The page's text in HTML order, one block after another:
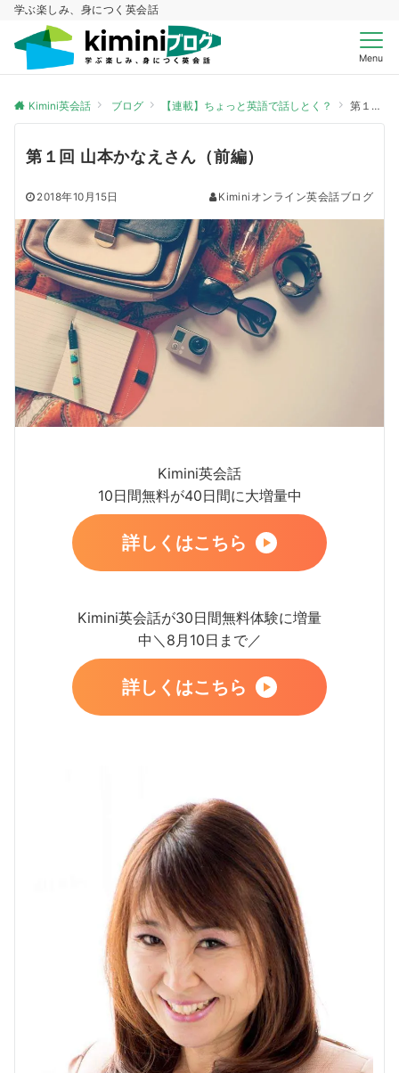
学ぶ楽しみ、身につく英会話
Menu
Kimini英会話 ブログ 【連載】ちょっと英語で話しとく？ 第１回 山本かなえさん（前編）
第１回 山本かなえさん（前編）
2018年10月15日 Kiminiオンライン英会話ブログ
Kimini英会話
10日間無料が40日間に大増量中
詳しくはこちら
Kimini英会話が30日間無料体験に増量
中＼8月10日まで／
詳しくはこちら